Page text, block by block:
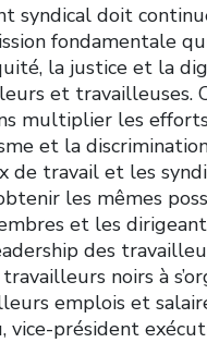
syndical doit
fondamentale
la justice et la
et travailleuses.
multiplier les
et la
de travail et les
les mêmes
et les
des
noirs à
emplois et
vice-président